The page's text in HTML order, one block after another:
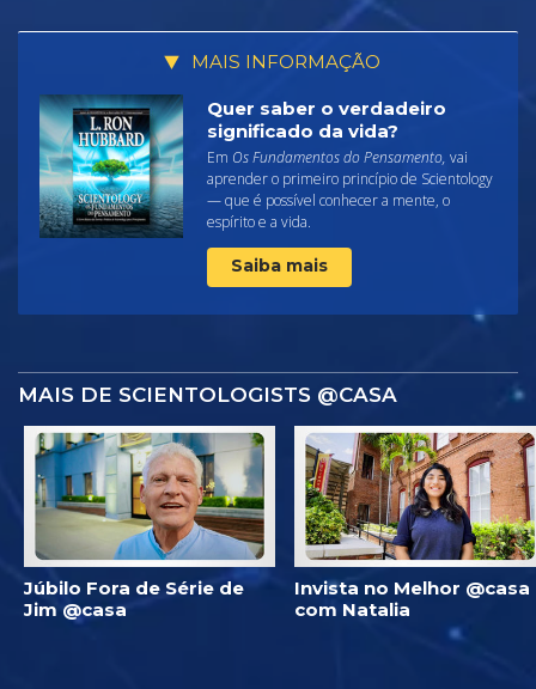
MAIS INFORMAÇÃO
Quer saber o verdadeiro
significado da vida?
Em Os Fundamentos do Pensamento, vai
aprender o primeiro princípio de Scientology
— que é possível conhecer a mente, o
espírito e a vida.
Saiba mais
MAIS DE SCIENTOLOGISTS @CASA
Júbilo Fora de Série de
Jim @casa
Invista no Melhor @casa
com Natalia